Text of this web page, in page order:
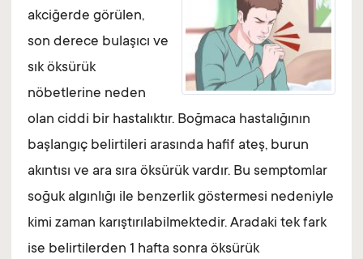
akciğerde görülen,
son derece bulaşıcı ve
sık öksürük
nöbetlerine neden
olan ciddi bir hastalıktır. Boğmaca hastalığının
başlangıç belirtileri arasında hafif ateş, burun
akıntısı ve ara sıra öksürük vardır. Bu semptomlar
soğuk algınlığı ile benzerlik göstermesi nedeniyle
kimi zaman karıştırılabilmektedir. Aradaki tek fark
ise belirtilerden 1 hafta sonra öksürük